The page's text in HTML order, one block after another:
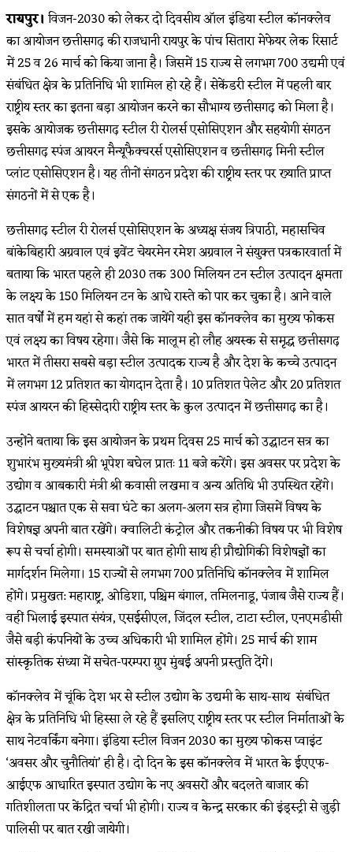
रायपुर। विजन-2030 को लेकर दो दिवसीय ऑल इंडिया स्टील कॉनक्लेव
का आयोजन छत्तीसगढ़ की राजधानी रायपुर के पांच सितारा मेफेयर लेक रिसार्ट
में 25 व 26 मार्च को किया जाना है। जिसमें 15 राज्य से लगभग 700 उद्यमी एवं
संबंधित क्षेत्र के प्रतिनिधि भी शामिल हो रहे हैं। सेकेंडरी स्टील में पहली बार
राष्ट्रीय स्तर का इतना बड़ा आयोजन करने का सौभाग्य छत्तीसगढ़ को मिला है।
इसके आयोजक छत्तीसगढ़ स्टील री रोलर्स एसोसिएशन और सहयोगी संगठन
छत्तीसगढ़ स्पंज आयरन मैन्यूफैक्चरर्स एसोसिएशन व छत्तीसगढ़ मिनी स्टील
प्लांट एसोसिएशन है। यह तीनों संगठन प्रदेश की राष्ट्रीय स्तर पर ख्याति प्राप्त
संगठनों में से एक है।
छत्तीसगढ़ स्टील री रोलर्स एसोसिएशन के अध्यक्ष संजय त्रिपाठी, महासचिव
बांकेबिहारी अग्रवाल एवं इवेंट चेयरमेन रमेश अग्रवाल ने संयुक्त पत्रकारवार्ता में
बताया कि भारत पहले ही 2030 तक 300 मिलियन टन स्टील उत्पादन क्षमता
के लक्ष्य के 150 मिलियन टन के आधे रास्ते को पार कर चुका है। आने वाले
सात वर्षों में हम यहां से कहां तक जायेंगे यही इस कॉनक्लेव का मुख्य फोकस
एवं लक्ष्य का विषय रहेगा। जैसे कि मालूम हो लौह अयस्क से समृद्ध छत्तीसगढ़
भारत में तीसरा सबसे बड़ा स्टील उत्पादक राज्य है और देश के कच्चे उत्पादन
में लगभग 12 प्रतिशत का योगदान देता है। 10 प्रतिशत पेलेट और 20 प्रतिशत
स्पंज आयरन की हिस्सेदारी राष्ट्रीय स्तर के कुल उत्पादन में छत्तीसगढ़ का है।
उन्होंने बताया कि इस आयोजन के प्रथम दिवस 25 मार्च को उद्घाटन सत्र का
शुभारंभ मुख्यमंत्री श्री भूपेश बघेल प्रातः 11 बजे करेंगे। इस अवसर पर प्रदेश के
उद्योग व आबकारी मंत्री श्री कवासी लखमा व अन्य अतिथि भी उपस्थित रहेंगे।
उद्घाटन पश्चात एक से सवा घंटे का अलग-अलग सत्र होगा जिसमें विषय के
विशेषज्ञ अपनी बात रखेंगे। क्वालिटी कंट्रोल और तकनीकी विषय पर भी विशेष
रूप से चर्चा होगी। समस्याओं पर बात होगी साथ ही प्रौद्योगिकी विशेषज्ञों का
मार्गदर्शन मिलेगा। 15 राज्यों से लगभग 700 प्रतिनिधि कॉनक्लेव में शामिल
होंगे। प्रमुखत: महाराष्ट्र, ओडिशा, पश्चिम बंगाल, तमिलनाडू, पंजाब जैसे राज्य हैं।
वहीं भिलाई इस्पात संयंत्र, एसईसीएल, जिंदल स्टील, टाटा स्टील, एनएमडीसी
जैसे बड़ी कंपनियों के उच्च अधिकारी भी शामिल होंगे। 25 मार्च की शाम
सांस्कृतिक संध्या में सचेत-परम्परा ग्रुप मुंबई अपनी प्रस्तुति देंगे।
कॉनक्लेव में चूंकि देश भर से स्टील उद्योग के उद्यमी के साथ-साथ संबंधित
क्षेत्र के प्रतिनिधि भी हिस्सा ले रहे हैं इसलिए राष्ट्रीय स्तर पर स्टील निर्माताओं के
साथ नेटवर्किंग बनेगा। इंडिया स्टील विजन 2030 का मुख्य फोकस प्वाइंट
‘अवसर और चुनौतियां’ ही है। दो दिन के इस कॉनक्लेव में भारत के ईएएफ-
आईएफ आधारित इस्पात उद्योग के नए अवसरों और बदलते बाजार की
गतिशीलता पर केंद्रित चर्चा भी होगी। राज्य व केन्द्र सरकार की इंड्स्ट्री से जुड़ी
पालिसी पर बात रखी जायेगी।